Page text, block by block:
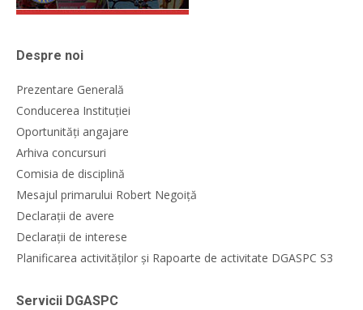
Despre noi
Prezentare Generală
Conducerea Instituției
Oportunități angajare
Arhiva concursuri
Comisia de disciplină
Mesajul primarului Robert Negoiță
Declarații de avere
Declarații de interese
Planificarea activităților și Rapoarte de activitate DGASPC S3
Servicii DGASPC